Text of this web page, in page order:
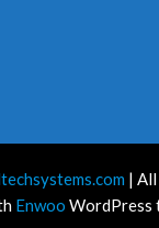
|
Enwoo WordPress